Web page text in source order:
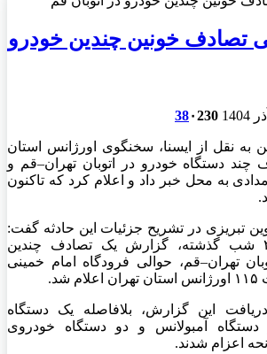
تصادف خونین چندین خودرو
38۰230
به نقل از ایسنا، سخنگوی اورژانس استان
چند دستگاه خودرو در اتوبان تهران–قم و
به محل خبر داد و اعلام کرد که تاکنون
تبریزی در تشریح جزئیات این حادثه گفت:
حوالی ساعت ۲۰:۵۱ شب گذشته، گزارش یک تصادف چندین
تهران–قم، حوالی فرودگاه امام خمینی
این گزارش، بلافاصله یک دستگاه
دستگاه آمبولانس و دو دستگاه خودروی
اعزام شدند.